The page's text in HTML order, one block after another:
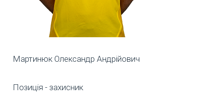
Мартинюк Олександр Андрійович
Позиція - захисник